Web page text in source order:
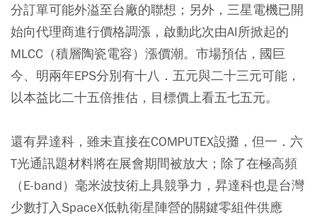
分訂單可能外溢至台廠的聯想；另外，三星電機已開
始向代理商進行價格調漲，啟動此次由AI所掀起的
MLCC（積層陶瓷電容）漲價潮。市場預估，國巨
今、明兩年EPS分別有十八．五元與二十三元可能，
以本益比二十五倍推估，目標價上看五七五元。
還有昇達科，雖未直接在COMPUTEX設攤，但一．六
T光通訊題材料將在展會期間被放大；除了在極高頻
（E-band）毫米波技術上具競爭力，昇達科也是台灣
少數打入SpaceX低軌衛星陣營的關鍵零組件供應